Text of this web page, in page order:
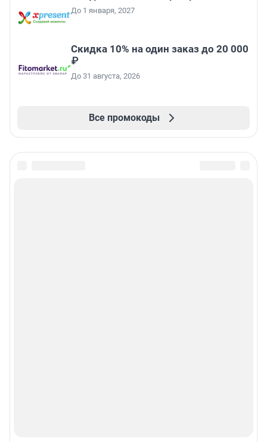
До 1 января, 2027
Скидка 10% на один заказ до 20 000
₽
До 31 августа, 2026
Все промокоды